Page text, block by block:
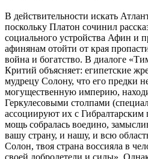
В действительности искать
поскольку Платон сочинил
социального устройства Афин и
афинянам отойти от края
война и богатство. В диалоге
Критий объясняет: египетские
мудрецу Солону, что его предки
могущественную империю,
Геркулесовыми столпами
ассоциируют их с
мощь собралась воедино,
вашу страну, и нашу, и всю
Солон, твоя страна воссияла в
своей добродетели и силы».